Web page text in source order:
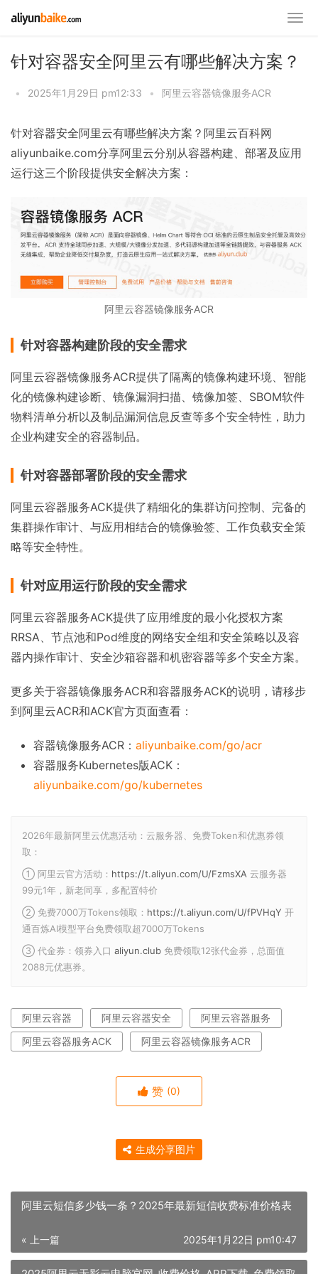
针对容器安全阿里云有哪些解决方案？
• 2025年1月29日 pm12:33 • 阿里云容器镜像服务ACR
针对容器安全阿里云有哪些解决方案？阿里云百科网
aliyunbaike.com分享阿里云分别从容器构建、部署及应用
运行这三个阶段提供安全解决方案：
阿里云容器镜像服务ACR
针对容器构建阶段的安全需求
阿里云容器镜像服务ACR提供了隔离的镜像构建环境、智能
化的镜像构建诊断、镜像漏洞扫描、镜像加签、SBOM软件
物料清单分析以及制品漏洞信息反查等多个安全特性，助力
企业构建安全的容器制品。
针对容器部署阶段的安全需求
阿里云容器服务ACK提供了精细化的集群访问控制、完备的
集群操作审计、与应用相结合的镜像验签、工作负载安全策
略等安全特性。
针对应用运行阶段的安全需求
阿里云容器服务ACK提供了应用维度的最小化授权方案
RRSA、节点池和Pod维度的网络安全组和安全策略以及容
器内操作审计、安全沙箱容器和机密容器等多个安全方案。
更多关于容器镜像服务ACR和容器服务ACK的说明，请移步
到阿里云ACR和ACK官方页面查看：
容器镜像服务ACR： aliyunbaike.com/go/acr
容器服务Kubernetes版ACK：
aliyunbaike.com/go/kubernetes
2026年最新阿里云优惠活动：云服务器、免费Token和优惠券领
取：
① 阿里云官方活动： https://t.aliyun.com/U/FzmsXA 云服务器
99元1年，新老同享，多配置特价
② 免费7000万Tokens领取： https://t.aliyun.com/U/fPVHqY 开
通百炼AI模型平台免费领取超7000万Tokens
③ 代金券：领券入口 aliyun.club 免费领取12张代金券，总面值
2088元优惠券。
阿里云容器 阿里云容器安全
阿里云容器服务
阿里云容器服务ACK
阿里云容器镜像服务ACR
赞 (0)
生成分享图片
阿里云短信多少钱一条？2025年最新短信收费标准价格表
« 上一篇 2025年1月22日 pm10:47